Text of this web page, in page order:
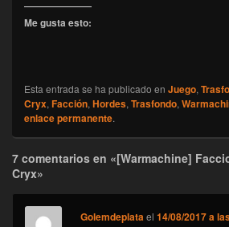
Me gusta esto:
Esta entrada se ha publicado en Juego,
Cryx,Facción,Hordes,Trasfondo,
enlace permanente.
7 comentarios en «[Warmachine]
Cryx»
Golemdeplatael14/08/2017 a